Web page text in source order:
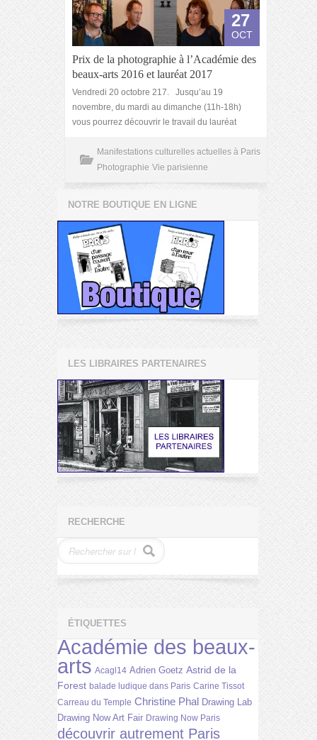
27
OCT
Prix de la photographie à l’Académie des
beaux-arts 2016 et lauréat 2017
Vendredi 20 octobre 217. Jusqu’au 19
novembre, du mardi au dimanche (11h-18h)
vous pourrez découvrir le travail du lauréat
Manifestations culturelles actuelles à Paris
Photographie Vie parisienne
NOTRE BOUTIQUE EN LIGNE
LES LIBRAIRES PARTENAIRES
RECHERCHE
ÉTIQUETTES
Académie des beaux-
arts Acagl14 Adrien Goetz Astrid de la
Forest balade ludique dans Paris Carine Tissot
Carreau du Temple Christine Phal Drawing Lab
Drawing Now Art Fair Drawing Now Paris
découvrir autrement Paris